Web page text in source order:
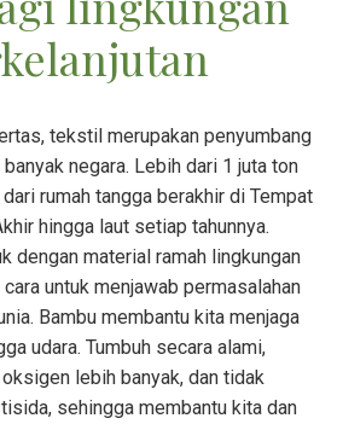
tekstil merupakan penyumbang
negara. Lebih dari 1 juta ton
rumah tangga berakhir di Tempat
hingga laut setiap tahunnya.
dengan material ramah lingkungan
untuk menjawab permasalahan
Bambu membantu kita menjaga
udara. Tumbuh secara alami,
lebih banyak, dan tidak
sehingga membantu kita dan